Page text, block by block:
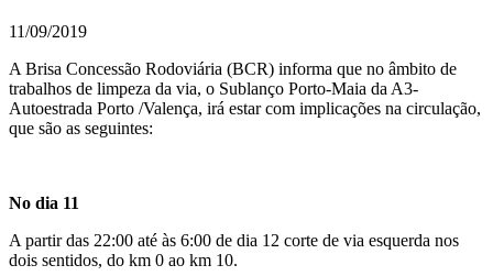
11/09/2019
A Brisa Concessão Rodoviária (BCR) informa que no âmbito de
trabalhos de limpeza da via, o Sublanço Porto-Maia da A3-
Autoestrada Porto /Valença, irá estar com implicações na circulação,
que são as seguintes:
No dia 11
A partir das 22:00 até às 6:00 de dia 12 corte de via esquerda nos
dois sentidos, do km 0 ao km 10.